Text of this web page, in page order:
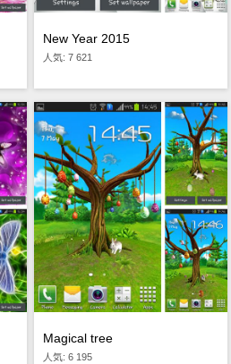
New Year 2015
人気: 7 621
Magical tree
人気: 6 195